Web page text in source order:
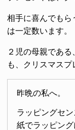
相手に喜んでもら
は一定数います。
２児の母親である
も、クリスマス
昨晩の私へ。
ラッピングセ
紙でラッピン